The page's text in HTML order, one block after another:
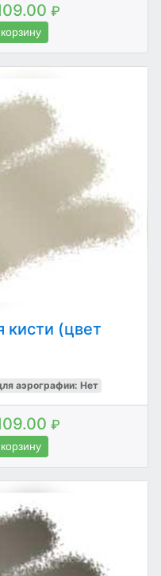
₽
кисти (цвет
аэрографии: Нет
₽